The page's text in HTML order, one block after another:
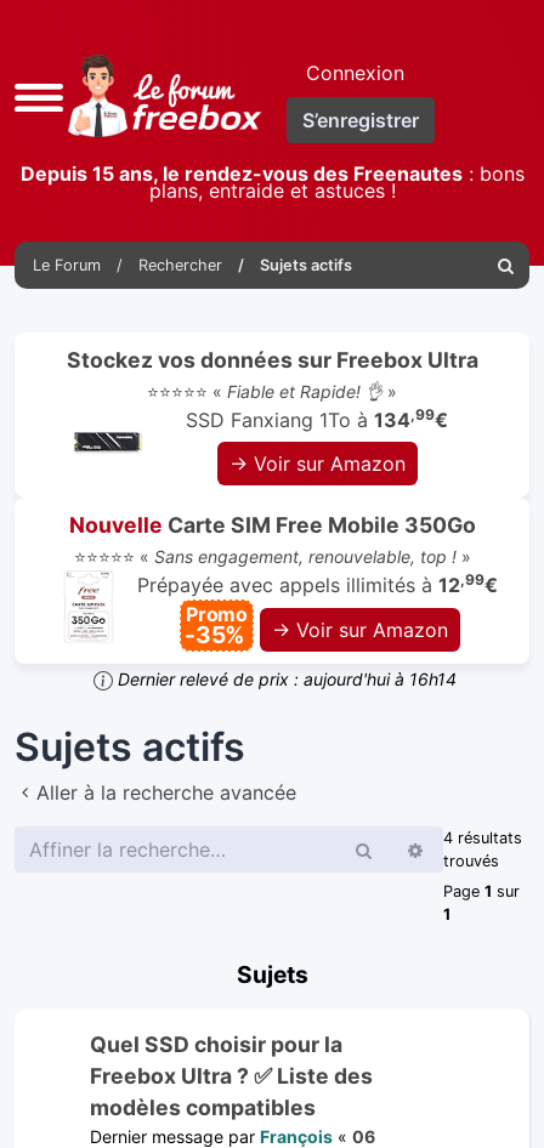
Accès
rapide
Connexion
S’enregistrer
Depuis 15 ans, le rendez-vous des Freenautes: bons
plans, entraide et astuces !
Le Forum Rechercher Sujets actifs
Stockez vos données sur Freebox Ultra
⭐⭐⭐⭐⭐ « Fiable et Rapide! 👌»
SSD Fanxiang 1To à 134,99€
→ Voir sur Amazon
Nouvelle Carte SIM Free Mobile 350Go
⭐⭐⭐⭐⭐ « Sans engagement, renouvelable, top !»
Prépayée avec appels illimités à 12,99€
Promo
-35% → Voir sur Amazon
Dernier relevé de prix : aujourd'hui à 16h14
Sujets actifs
Aller à la recherche avancée
RechercherRecherche
4 résultats
trouvés
Page 1 sur
1
Sujets
Quel SSD choisir pour la
Freebox Ultra ? ✅ Liste des
modèles compatibles
Dernier message par François « 06